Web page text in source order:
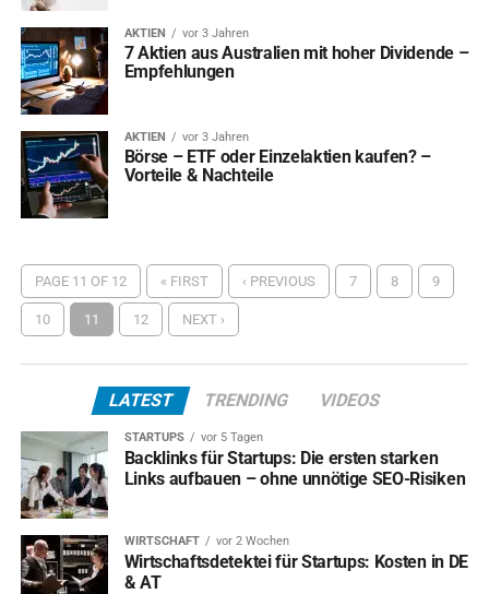
AKTIEN vor 3 Jahren
7 Aktien aus Australien mit hoher Dividende –
Empfehlungen
AKTIEN vor 3 Jahren
Börse – ETF oder Einzelaktien kaufen? –
Vorteile & Nachteile
PAGE 11 OF 12 « FIRST ‹ PREVIOUS 7 8 9
10 11 12 NEXT ›
LATEST TRENDING VIDEOS
STARTUPS vor 5 Tagen
Backlinks für Startups: Die ersten starken
Links aufbauen – ohne unnötige SEO-Risiken
WIRTSCHAFT vor 2 Wochen
Wirtschaftsdetektei für Startups: Kosten in DE
& AT